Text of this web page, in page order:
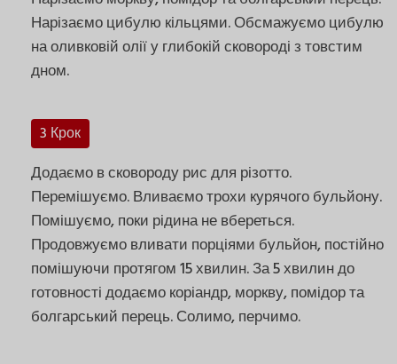
Нарізаємо цибулю кільцями. Обсмажуємо цибулю
на оливковій олії у глибокій сковороді з товстим
дном.
3 Крок
Додаємо в сковороду рис для різотто.
Перемішуємо. Вливаємо трохи курячого бульйону.
Помішуємо, поки рідина не вбереться.
Продовжуємо вливати порціями бульйон, постійно
помішуючи протягом 15 хвилин. За 5 хвилин до
готовності додаємо коріандр, моркву, помідор та
болгарський перець. Солимо, перчимо.